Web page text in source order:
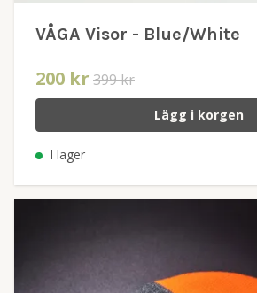
VÅGA Visor - Blue/White
200 kr 399 kr
Lägg i korgen
I lager